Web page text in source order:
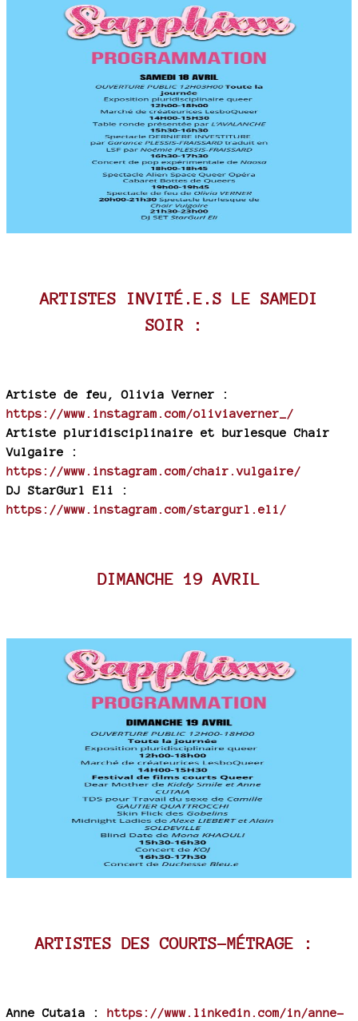
ARTISTES INVITÉ.E.S LE SAMEDI
SOIR :
Artiste de feu, Olivia Verner :
https://www.instagram.com/oliviaverner_/
Artiste pluridisciplinaire et burlesque Chair
Vulgaire :
https://www.instagram.com/chair.vulgaire/
DJ StarGurl Eli :
https://www.instagram.com/stargurl.eli/
DIMANCHE 19 AVRIL
ARTISTES DES COURTS-MÉTRAGE :
Anne Cutaia : https://www.linkedin.com/in/anne-